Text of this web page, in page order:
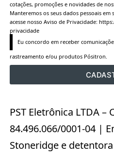
cotações, promoções e novidades de
Manteremos os seus dados pessoais
acesse nosso Aviso de Privacidade:
privacidade
Eu concordo em receber
rastreamento e/ou produtos Pósitron.
PST Eletrônica LTDA –
84.496.066/0001-04 |
Stoneridge e